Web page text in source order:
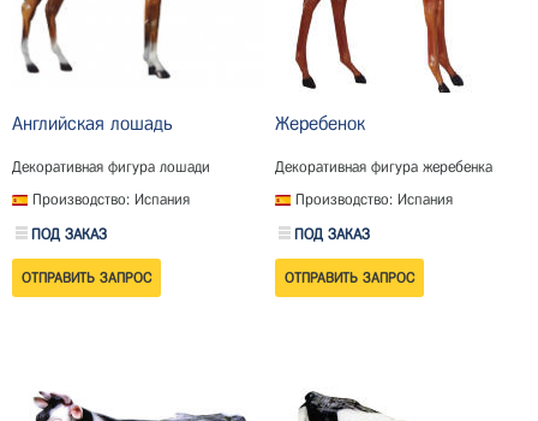
Английская лошадь
Декоративная фигура лошади
Производство: Испания
ПОД ЗАКАЗ
Жеребенок
Декоративная фигура жеребенка
Производство: Испания
ПОД ЗАКАЗ